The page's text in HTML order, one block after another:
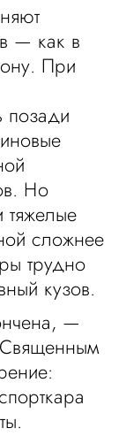
— как в
При
позади
Но
сложнее
трудно
кузов.
—